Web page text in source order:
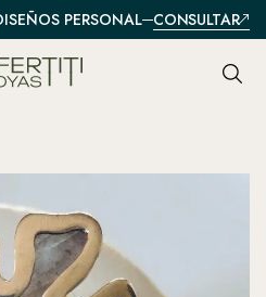
PERSONALIZADOS
CONSULTAR